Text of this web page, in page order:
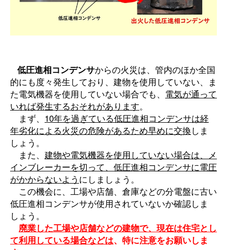
低圧進相コンデンサからの火災は、管内のほか全国
的にも度々発生しており、建物を使用していない、ま
た電気機器を使用していない場合でも、 電気が通って
いれば発生するおそれがあります。
まず、 10年を過ぎている低圧進相コンデンサは経
年劣化による火災の危険があるため早めに交換しま
しょう。
また、 建物や電気機器を使用していない場合は、メ
インブレーカーを切って、低圧進相コンデンサに電圧
がかからないよう にしましょう。
この機会に、工場や店舗、倉庫などの分電盤に古い
低圧進相コンデンサが使用されていないか確認しま
しょう。
廃業した工場や店舗などの建物で、現在は住宅とし
て利用している場合などは、特に注意をお願いしま